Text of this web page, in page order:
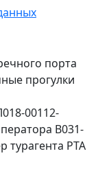
порта
прогулки
00112-
В031-
турагента РТА